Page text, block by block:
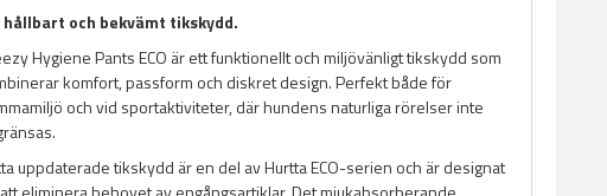
och bekvämt tikskydd.
Hygiene Pants ECO är ett funktionellt och miljövänligt tikskydd som
komfort, passform och diskret design. Perfekt både för
och vid sportaktiviteter, där hundens naturliga rörelser inte
uppdaterade tikskydd är en del av Hurtta ECO-serien och är designat